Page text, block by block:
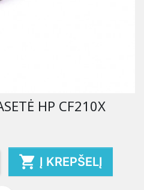
HP CF210X
 Į KREPŠELĮ